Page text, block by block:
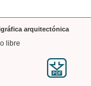
arquitectónica
libre